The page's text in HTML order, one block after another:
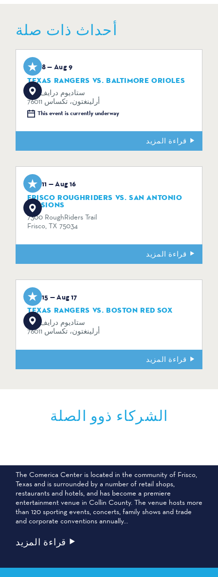
أحداث ذات صلة
Aug 8 — Aug 9
TEXAS RANGERS VS. BALTIMORE ORIOLES
734 ستاديوم درايف
أرلينغتون، تكساس 76011
This event is currently underway
قراءة المزيد
Aug 11 — Aug 16
FRISCO ROUGHRIDERS VS. SAN ANTONIO
MISSIONS
7300 RoughRiders Trail
Frisco, TX 75034
قراءة المزيد
Aug 15 — Aug 17
TEXAS RANGERS VS. BOSTON RED SOX
734 ستاديوم درايف
أرلينغتون، تكساس 76011
قراءة المزيد
الشركاء ذوو الصلة
The Comerica Center is located in the community of Frisco,
Texas and is surrounded by a number of retail shops,
restaurants and hotels, and has become a premiere
entertainment venue in Collin County. The venue hosts more
than 120 sporting events, concerts, family shows and trade
and corporate conventions annually…
قراءة المزيد